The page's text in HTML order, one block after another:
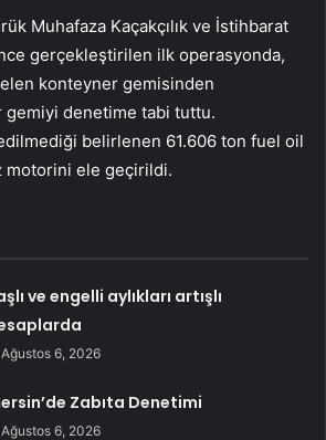
Muhafaza Kaçakçılık ve İstihbarat
gerçekleştirilen ilk operasyonda,
konteyner gemisinden
denetime tabi tuttu.
belirlenen 61.606 ton fuel oil
motorini ele geçirildi.
ve engelli aylıkları artışlı
Ağustos 6, 2026
Zabıta Denetimi
Ağustos 6, 2026